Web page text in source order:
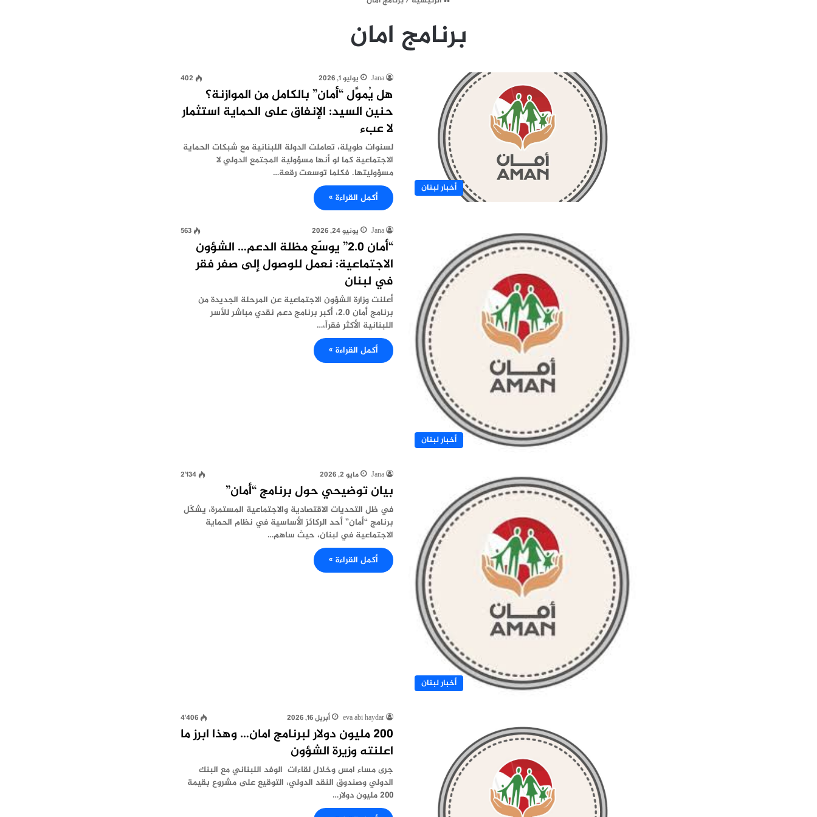
برنامج امان
أخبار لبنان
Jana يوليو 1, 2026 402
هل يُموَّل “أمان” بالكامل من الموازنة؟
حنين السيد: الإنفاق على الحماية استثمار
لا عبء
لسنوات طويلة، تعاملت الدولة اللبنانية مع شبكات الحماية
الاجتماعية كما لو أنها مسؤولية المجتمع الدولي لا
مسؤوليتها. فكلما توسعت رقعة…
أكمل القراءة »
أخبار لبنان
Jana يونيو 24, 2026 563
“أمان 2.0” يوسّع مظلة الدعم… الشؤون
الاجتماعية: نعمل للوصول إلى صفر فقر
في لبنان
أعلنت وزارة الشؤون الاجتماعية عن المرحلة الجديدة من
برنامج أمان 2.0، أكبر برنامج دعم نقدي مباشر للأسر
اللبنانية الأكثر فقراً،…
أكمل القراءة »
أخبار لبنان
Jana مايو 2, 2026 2٬134
بيان توضيحي حول برنامج “أمان”
في ظل التحديات الاقتصادية والاجتماعية المستمرة، يشكّل
برنامج “أمان” أحد الركائز الأساسية في نظام الحماية
الاجتماعية في لبنان، حيث ساهم…
أكمل القراءة »
eva abi haydar أبريل 16, 2026 4٬406
200 مليون دولار لبرنامج امان… وهذا ابرز ما
اعلنته وزيرة الشؤون
جرى مساء امس وخلال لقاءات الوفد اللبناني مع البنك
الدولي وصندوق النقد الدولي، التوقيع على مشروع بقيمة
٢٠٠ مليون دولار…